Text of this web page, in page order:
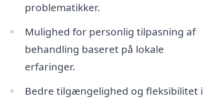
problematikker.
Mulighed for personlig tilpasning af
behandling baseret på lokale
erfaringer.
Bedre tilgængelighed og fleksibilitet i